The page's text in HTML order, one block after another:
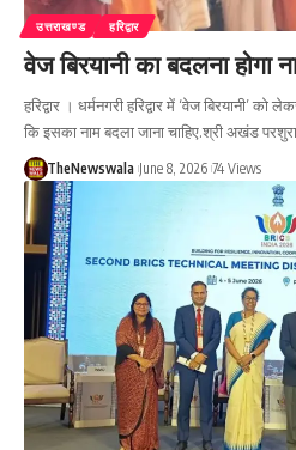
उत्तराखण्ड हरिद्वार
वेज बिरयानी का बदलना होगा
हरिद्वार । धर्मनगरी हरिद्वार में ‘वेज बिरयानी’
कि इसका नाम बदला जाना चाहिए.श्री अखंड
TheNewswala June 8, 2026 74 Views